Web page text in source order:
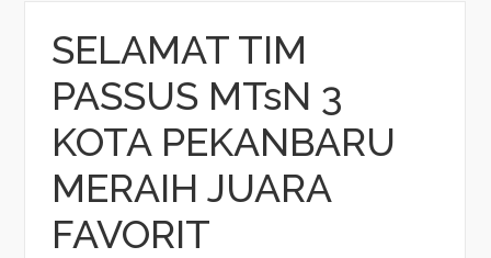
SELAMAT TIM
PASSUS MTsN 3
KOTA PEKANBARU
MERAIH JUARA
FAVORIT